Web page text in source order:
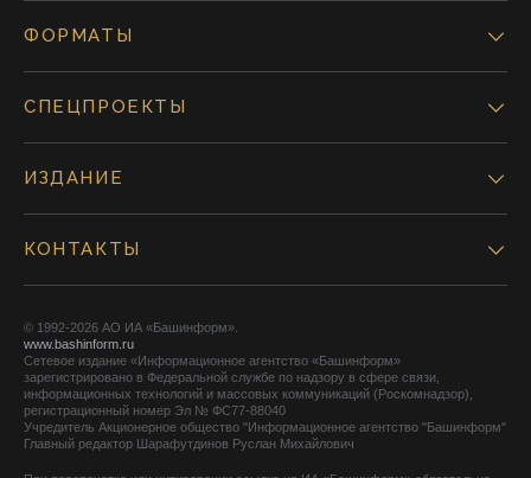
ФОРМАТЫ
СПЕЦПРОЕКТЫ
ИЗДАНИЕ
КОНТАКТЫ
© 1992-2026 АО ИА «Башинформ».
www.bashinform.ru
Сетевое издание «Информационное агентство «Башинформ»
зарегистрировано в Федеральной службе по надзору в сфере связи,
информационных технологий и массовых коммуникаций (Роскомнадзор),
регистрационный номер Эл № ФС77-88040
Учредитель Акционерное общество "Информационное агентство "Башинформ"
Главный редактор Шарафутдинов Руслан Михайлович